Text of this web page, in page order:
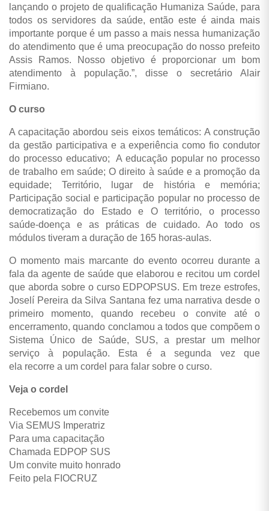
lançando o projeto de qualificação Humaniza Saúde, para
todos os servidores da saúde, então este é ainda mais
importante porque é um passo a mais nessa humanização
do atendimento que é uma preocupação do nosso prefeito
Assis Ramos. Nosso objetivo é proporcionar um bom
atendimento à população.”, disse o secretário Alair
Firmiano.
O curso
A capacitação abordou seis eixos temáticos: A construção
da gestão participativa e a experiência como fio condutor
do processo educativo; A educação popular no processo
de trabalho em saúde; O direito à saúde e a promoção da
equidade; Território, lugar de história e memória;
Participação social e participação popular no processo de
democratização do Estado e O território, o processo
saúde-doença e as práticas de cuidado. Ao todo os
módulos tiveram a duração de 165 horas-aulas.
O momento mais marcante do evento ocorreu durante a
fala da agente de saúde que elaborou e recitou um cordel
que aborda sobre o curso EDPOPSUS. Em treze estrofes,
Joselí Pereira da Silva Santana fez uma narrativa desde o
primeiro momento, quando recebeu o convite até o
encerramento, quando conclamou a todos que compõem o
Sistema Único de Saúde, SUS, a prestar um melhor
serviço à população. Esta é a segunda vez que
ela recorre a um cordel para falar sobre o curso.
Veja o cordel
Recebemos um convite
Via SEMUS Imperatriz
Para uma capacitação
Chamada EDPOP SUS
Um convite muito honrado
Feito pela FIOCRUZ